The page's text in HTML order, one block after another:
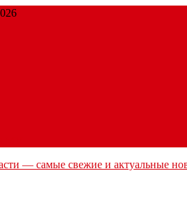
дня в Тульской области на сайте